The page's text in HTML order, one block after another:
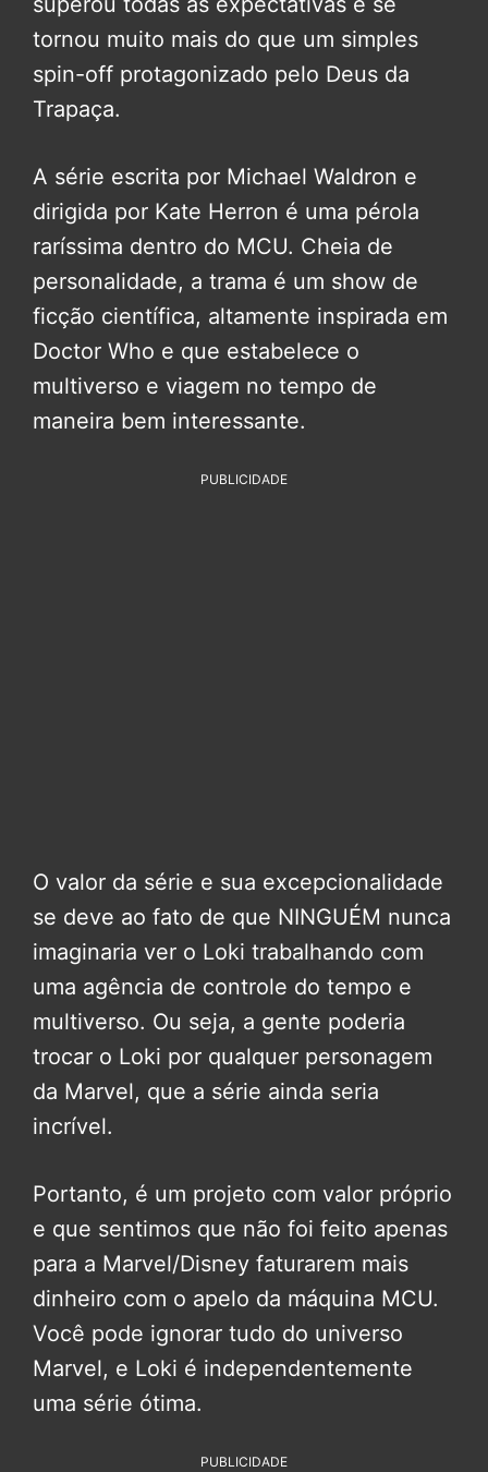
tornou muito mais do que um simples
spin-off protagonizado pelo Deus da
Trapaça.
A série escrita por Michael Waldron e
dirigida por Kate Herron é uma pérola
raríssima dentro do MCU. Cheia de
personalidade, a trama é um show de
ficção científica, altamente inspirada em
Doctor Who e que estabelece o
multiverso e viagem no tempo de
maneira bem interessante.
PUBLICIDADE
O valor da série e sua excepcionalidade
se deve ao fato de que NINGUÉM nunca
imaginaria ver o Loki trabalhando com
uma agência de controle do tempo e
multiverso. Ou seja, a gente poderia
trocar o Loki por qualquer personagem
da Marvel, que a série ainda seria
incrível.
Portanto, é um projeto com valor próprio
e que sentimos que não foi feito apenas
para a Marvel/Disney faturarem mais
dinheiro com o apelo da máquina MCU.
Você pode ignorar tudo do universo
Marvel, e Loki é independentemente
uma série ótima.
PUBLICIDADE